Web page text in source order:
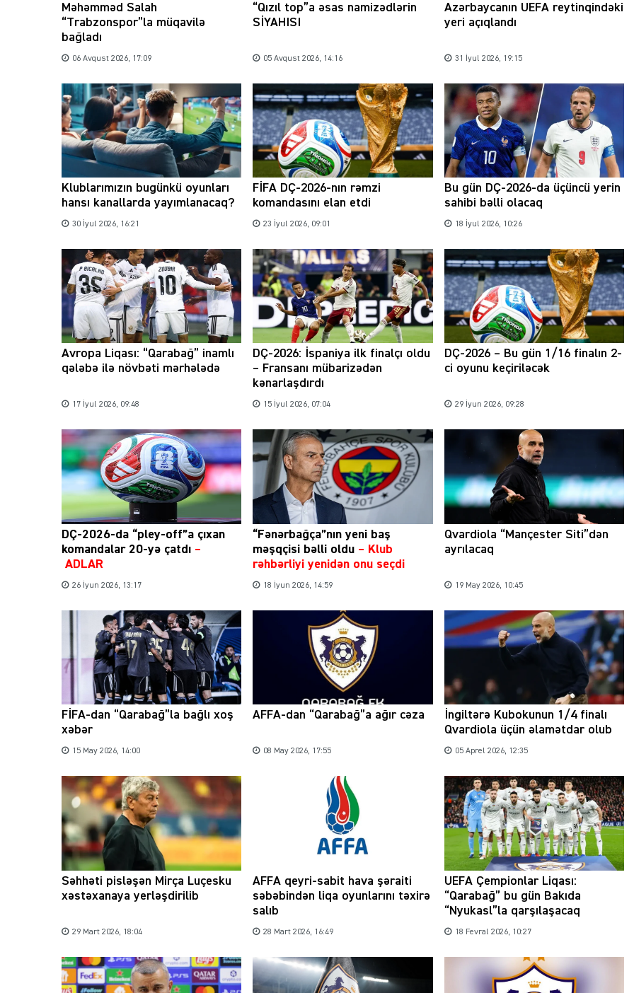
Məhəmməd Salah
“Trabzonspor”la müqavilə
bağladı
06 Avqust 2026, 17:09
“Qızıl top”a əsas namizədlərin
SİYAHISI
05 Avqust 2026, 14:16
Azərbaycanın UEFA reytinqindəki
yeri açıqlandı
31 İyul 2026, 19:15
Klublarımızın bugünkü oyunları
hansı kanallarda yayımlanacaq?
30 İyul 2026, 16:21
FİFA DÇ-2026-nın rəmzi
komandasını elan etdi
23 İyul 2026, 09:01
Bu gün DÇ-2026-da üçüncü yerin
sahibi bəlli olacaq
18 İyul 2026, 10:26
Avropa Liqası: “Qarabağ” inamlı
qələbə ilə növbəti mərhələdə
17 İyul 2026, 09:48
DÇ-2026: İspaniya ilk finalçı oldu
– Fransanı mübarizədən
kənarlaşdırdı
15 İyul 2026, 07:04
DÇ-2026 – Bu gün 1/16 finalın 2-
ci oyunu keçiriləcək
29 İyun 2026, 09:28
DÇ-2026-da “pley-off”a çıxan
komandalar 20-yə çatdı –
ADLAR
26 İyun 2026, 13:17
“Fənərbağça”nın yeni baş
məşqçisi bəlli oldu – Klub
rəhbərliyi yenidən onu seçdi
18 İyun 2026, 14:59
Qvardiola “Mançester Siti”dən
ayrılacaq
19 May 2026, 10:45
FİFA-dan “Qarabağ”la bağlı xoş
xəbər
15 May 2026, 14:00
AFFA-dan “Qarabağ”a ağır cəza
08 May 2026, 17:55
İngiltərə Kubokunun 1/4 finalı
Qvardiola üçün əlamətdar olub
05 Aprel 2026, 12:35
Səhhəti pisləşən Mirça Luçesku
xəstəxanaya yerləşdirilib
29 Mart 2026, 18:04
AFFA qeyri-sabit hava şəraiti
səbəbindən liqa oyunlarını təxirə
salıb
28 Mart 2026, 16:49
UEFA Çempionlar Liqası:
“Qarabağ” bu gün Bakıda
“Nyukasl”la qarşılaşacaq
18 Fevral 2026, 10:27
Şəhərsalma ili və qanunsuz tikintilər:
nəzarət mexanizmi haradadır?
01 İyun 2026, 11:28